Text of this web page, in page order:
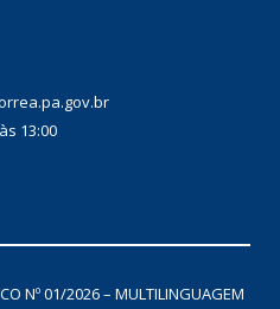
13:00
Nº 01/2026 – MULTILINGUAGEM